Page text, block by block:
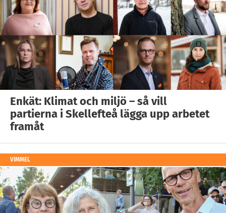
Enkät: Klimat och miljö – så vill
partierna i Skellefteå lägga upp arbetet
framåt
VIMMEL